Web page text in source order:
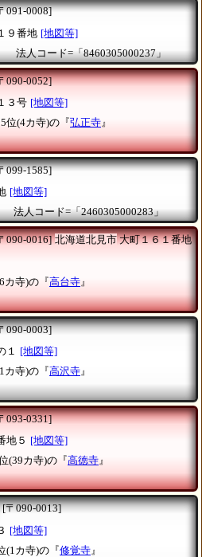
091-0008]
９番地 [地図等]
法人コード=「8460305000237」
090-0052]
３号 [地図等]
位(4カ寺)の『弘正寺』
099-1585]
[地図等]
法人コード=「2460305000283」
090-0016] 北海道北見市大町１６１番地
カ寺)の『高台寺 』
090-0003]
１ [地図等]
カ寺)の『高沢寺』
093-0331]
地５ [地図等]
(39カ寺)の『高徳寺』
[〒090-0013]
[地図等]
(1カ寺)の『修覚寺 』